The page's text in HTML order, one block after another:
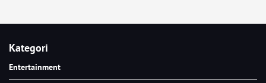
Kategori
Entertainment